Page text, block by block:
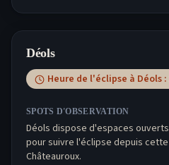
Déols
Heure de l'éclipse à Déols :
SPOTS D'OBSERVATION
Déols dispose d'espaces
pour suivre l'éclipse depuis
Châteauroux.